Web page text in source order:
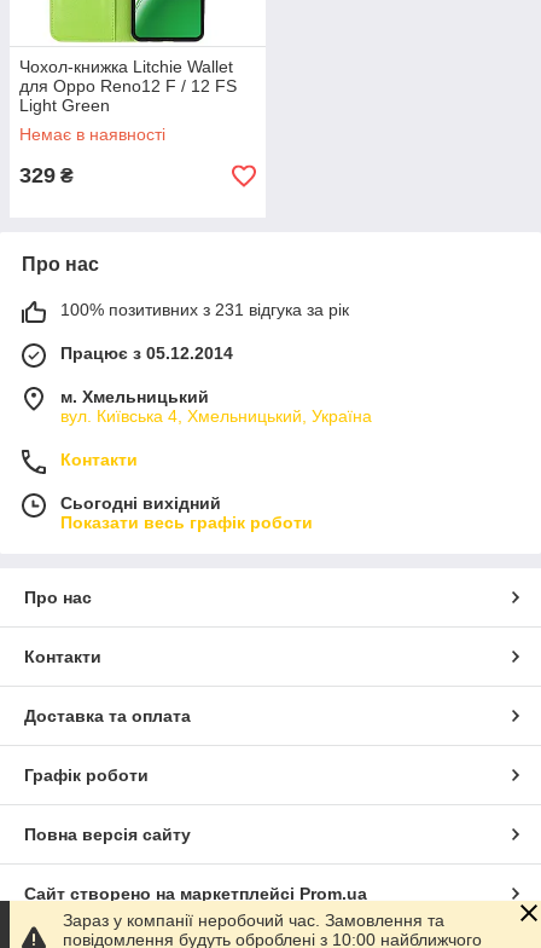
Чохол-книжка Litchie Wallet
для Oppo Reno12 F / 12 FS
Light Green
Немає в наявності
329 ₴
Про нас
100% позитивних з 231 відгука за рік
Працює з 05.12.2014
м. Хмельницький
вул. Київська 4, Хмельницький, Україна
Контакти
Сьогодні вихідний
Показати весь графік роботи
Про нас
Контакти
Доставка та оплата
Графік роботи
Повна версія сайту
Сайт створено на маркетплейсі Prom.ua
Зараз у компанії неробочий час. Замовлення та
повідомлення будуть оброблені з 10:00 найближчого